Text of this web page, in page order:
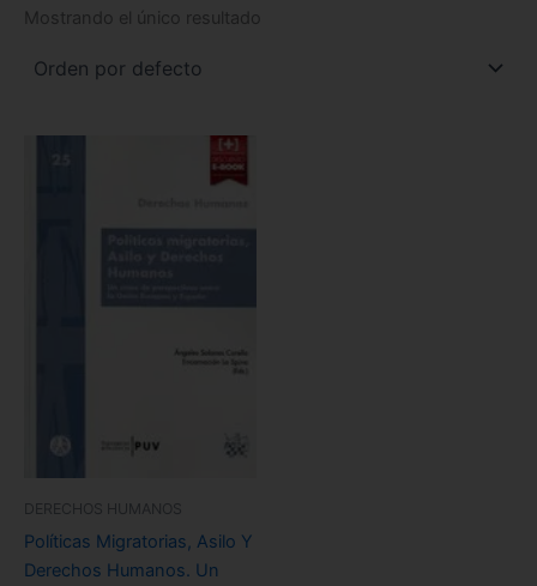
Mostrando el único resultado
DERECHOS HUMANOS
Políticas Migratorias, Asilo Y
Derechos Humanos. Un